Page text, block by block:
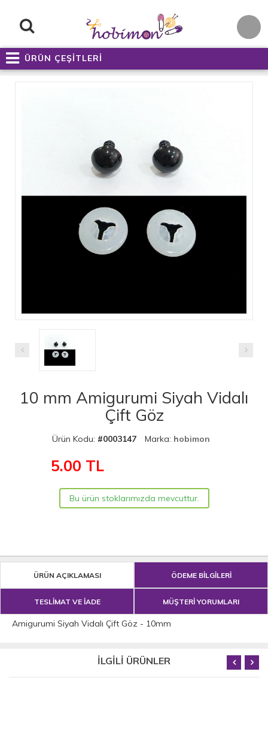
ÜRÜN ÇEŞİTLERİ
10 mm Amigurumi Siyah Vidalı
Çift Göz
Ürün Kodu: #0003147 Marka: hobimon
5.00 TL
Bu ürün stoklarımızda mevcuttur.
ÜRÜN AÇIKLAMASI ÖDEME BİLGİLERİ
TESLİMAT VE İADE MÜŞTERİ YORUMLARI
Amigurumi Siyah Vidalı Çift Göz - 10mm
İLGİLİ ÜRÜNLER